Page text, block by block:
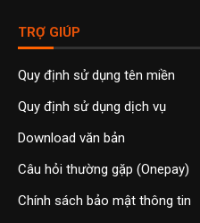
TRỢ GIÚP
Quy định sử dụng tên miền
Quy định sử dụng dịch vụ
Download văn bản
Câu hỏi thường gặp (Onepay)
Chính sách bảo mật thông tin